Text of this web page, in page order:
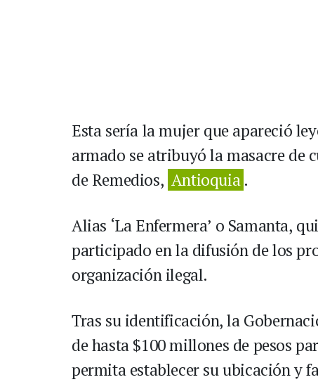
Esta sería la mujer que apareció
armado se atribuyó la masacre de
de Remedios, Antioquia .
Alias ‘La Enfermera’ o Samanta,
participado en la difusión de los
organización ilegal.
Tras su identificación, la
de hasta $100 millones de pesos
permita establecer su ubicación y